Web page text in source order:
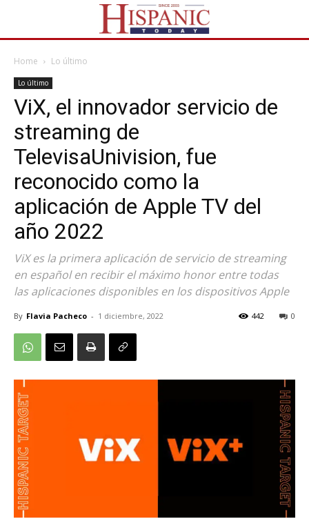
Home Lo último
Lo último
ViX, el innovador servicio de
streaming de
TelevisaUnivision, fue
reconocido como la
aplicación de Apple TV del
año 2022
ViX es la primera aplicación de servicio de streaming
en español en recibir el máximo honor entre todas
las aplicaciones disponibles en los dispositivos Apple
By Flavia Pacheco - 1 diciembre, 2022 0
442